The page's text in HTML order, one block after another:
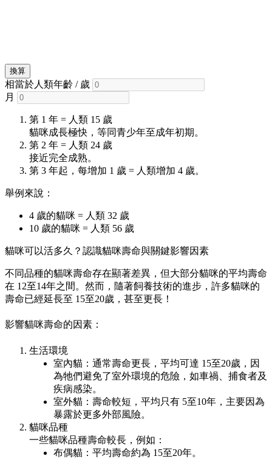
換算
相當於人類年齡 / 歲
月
第 1 年 = 人類 15 歲
貓咪成長極快，等同青少年至成年初期。
第 2 年 = 人類 24 歲
接近完全成熟。
第 3 年起，每增加 1 歲 = 人類增加 4 歲。
舉例來說：
4 歲的貓咪 = 人類 32 歲
10 歲的貓咪 = 人類 56 歲
貓咪可以活多久？認識貓咪壽命與關鍵影響因素
不同品種的貓咪壽命存在顯著差異，但大部分貓咪的平均壽命
在 12至14年之間 。然而，隨著飼養技術的進步，許多貓咪的
壽命已經延長至 15至20歲 ，甚至更長！
影響貓咪壽命的因素：
生活環境
室內貓：通常壽命更長，平均可達 15至20歲，因
為牠們避免了室外環境的危險，如車禍、捕食者及
疾病感染。
室外貓：壽命較短，平均只有 5至10年，主要因為
暴露於更多外部風險。
貓咪品種
一些貓咪品種壽命較長，例如：
布偶貓：平均壽命約為 15至20年。